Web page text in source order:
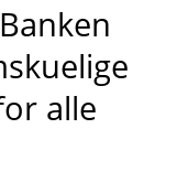
alle